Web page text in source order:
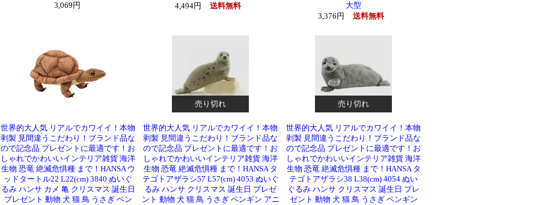
3,069円
4,494円
送料無料
大型
3,376円
送料無料
売り切れ 売り切れ
世界的大人気 リアルでカワイイ！本物
剥製 見間違うこだわり！ブランド品な
ので記念品 プレゼントに最適です！お
しゃれでかわいいインテリア雑貨 海洋
生物 恐竜 絶滅危惧種 まで！HANSA ウ
ッドタートル22 L22(cm) 3840 ぬいぐ
るみ ハンサ カメ 亀 クリスマス 誕生日
プレゼント 動物 犬 猫 鳥 うさぎ ペン
世界的大人気 リアルでカワイイ！本物
剥製 見間違うこだわり！ブランド品な
ので記念品 プレゼントに最適です！お
しゃれでかわいいインテリア雑貨 海洋
生物 恐竜 絶滅危惧種 まで！HANSA タ
テゴトアザラシ57 L57(cm) 4053 ぬいぐ
るみ ハンサ クリスマス 誕生日 プレゼ
ント 動物 犬 猫 鳥 うさぎ ペンギン アニ
世界的大人気 リアルでカワイイ！本物
剥製 見間違うこだわり！ブランド品な
ので記念品 プレゼントに最適です！お
しゃれでかわいいインテリア雑貨 海洋
生物 恐竜 絶滅危惧種 まで！HANSA タ
テゴトアザラシ38 L38(cm) 4054 ぬい
ぐるみ ハンサ クリスマス 誕生日 プレ
ゼント 動物 犬 猫 鳥 うさぎ ペンギン